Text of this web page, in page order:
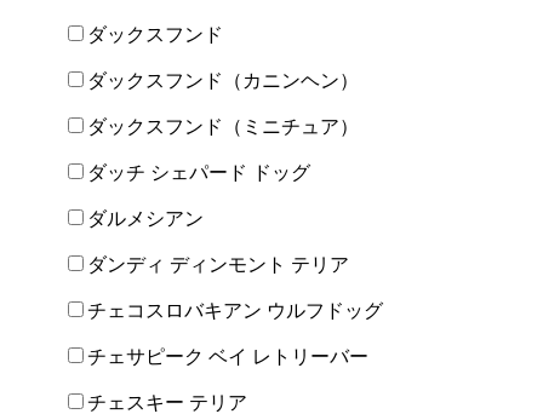
ダックスフンド
ダックスフンド（カニンヘン）
ダックスフンド（ミニチュア）
ダッチ シェパード ドッグ
ダルメシアン
ダンディ ディンモント テリア
チェコスロバキアン ウルフドッグ
チェサピーク ベイ レトリーバー
チェスキー テリア